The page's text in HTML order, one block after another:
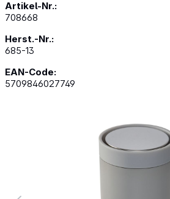
Artikel-Nr.:
708668
Herst.-Nr.:
685-13
EAN-Code:
5709846027749
Bildergalerie überspringen